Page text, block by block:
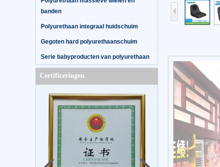
banden
Polyurethaan integraal huidschuim
Gegoten hard polyurethaanschuim
Serie babyproducten van polyurethaan
Certificeringen